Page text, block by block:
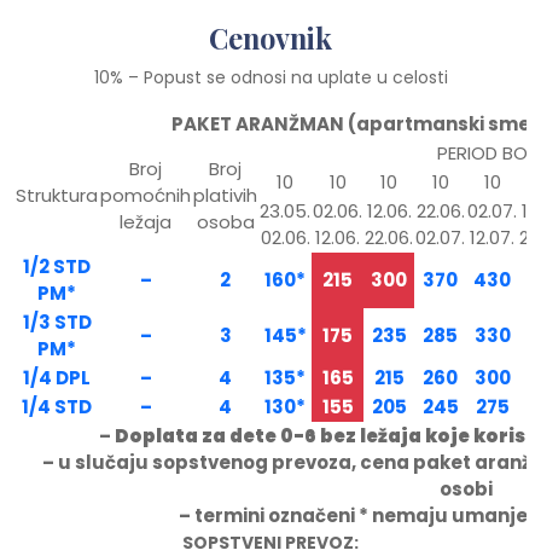
Cenovnik
10% – Popust se odnosi na uplate u celosti
PAKET ARANŽMAN (apartmanski
Struktura
Broj
pomoćnih
ležaja
Broj
plativih
osoba
PERIOD
10
10 10 10 10
23.05.
02.06.
02.06.
12.06.
12.06.
22.06.
22.06.
02.07.
02.07.
12.07.
1/2 STD
PM*
– 2 160* 215 300 370 430
1/3 STD
PM*
– 3 145* 175 235 285 330
1/4 DPL
– 4 135* 165 215 260 300
1/4 STD
– 4 130* 155 205 245 275
– Doplata za dete 0-6 bez ležaja koje
– u slučaju sopstvenog prevoza, cena paket
osobi
– termini označeni * nemaju
SOPSTVENI PREVOZ: